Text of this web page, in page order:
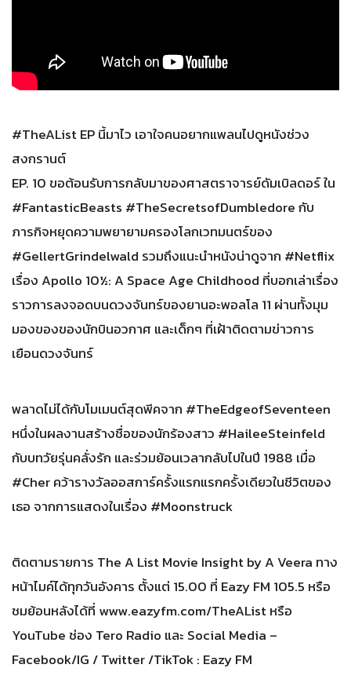
#TheAList EP นี้มาไว เอาใจคนอยากแพลนไปดูหนังช่วง
สงกรานต์
EP. 10 ขอต้อนรับการกลับมาของศาสตราจารย์ดัมเบิลดอร์ ใน
#FantasticBeasts #TheSecretsofDumbledore กับ
ภารกิจหยุดความพยายามครองโลกเวทมนตร์ของ
#GellertGrindelwald รวมถึงแนะนำหนังน่าดูจาก #Netflix
เรื่อง Apollo 10½: A Space Age Childhood ที่บอกเล่าเรื่อง
ราวการลงจอดบนดวงจันทร์ของยานอะพอลโล 11 ผ่านทั้งมุม
มองของของนักบินอวกาศ และเด็กๆ ที่เฝ้าติดตามข่าวการ
เยือนดวงจันทร์
พลาดไม่ได้กับโมเมนต์สุดพีคจาก #TheEdgeofSeventeen
หนึ่งในผลงานสร้างชื่อของนักร้องสาว #HaileeSteinfeld
กับบทวัยรุ่นคลั่งรัก และร่วมย้อนเวลากลับไปในปี 1988 เมื่อ
#Cher คว้ารางวัลออสการ์ครั้งแรกแรกครั้งเดียวในชีวิตของ
เธอ จากการแสดงในเรื่อง #Moonstruck
ติดตามรายการ The A List Movie Insight by A Veera ทาง
หน้าไมค์ได้ทุกวันอังคาร ตั้งแต่ 15.00 ที่ Eazy FM 105.5 หรือ
ชมย้อนหลังได้ที่ www.eazyfm.com/TheAList หรือ
YouTube ช่อง Tero Radio และ Social Media –
Facebook/IG / Twitter /TikTok : Eazy FM